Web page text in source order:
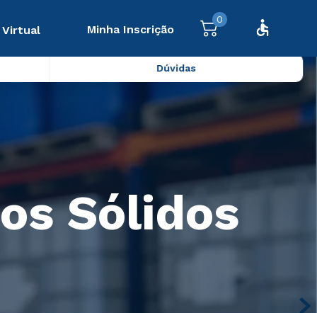
Virtual Minha Inscrição
0
Dúvidas
Sólidos